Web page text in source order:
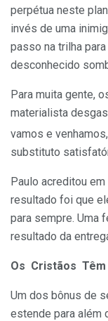
perpétua neste
invés de uma
passo na trilha
desconhecido
Para muita gente,
materialista
vamos e
substituto
Paulo acreditou
resultado foi que
para sempre. Uma
resultado da
Os Cristãos
Um dos bônus de
estende para além